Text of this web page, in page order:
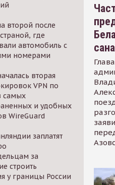
второй после
где
автомобиль с
номерами
вторая
VPN по
самых
и удобных
WireGuard
заплатят
за
строить
у границы России